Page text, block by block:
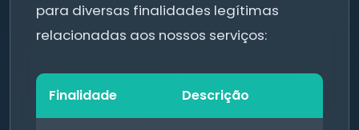
para diversas finalidades legítimas
relacionadas aos nossos serviços:
Finalidade Descrição